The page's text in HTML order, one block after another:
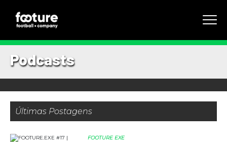
Podcasts
Últimas Postagens
FOOTURE EXE